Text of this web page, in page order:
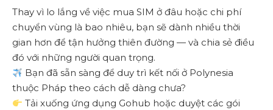
Thay vì lo lắng về việc mua SIM ở đâu hoặc chi phí
chuyển vùng là bao nhiêu, bạn sẽ dành nhiều thời
gian hơn để tận hưởng thiên đường — và chia sẻ điều
đó với những người quan trọng.
Bạn đã sẵn sàng để duy trì kết nối ở Polynesia
thuộc Pháp theo cách dễ dàng chưa?
Tải xuống ứng dụng Gohub hoặc duyệt các gói